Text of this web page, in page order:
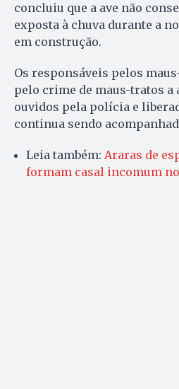
concluiu que a ave não
exposta à chuva durante a
em construção.
Os responsáveis pelos
pelo crime de maus-tratos a
ouvidos pela polícia e
continua sendo
Leia também: Araras de
formam casal incomum